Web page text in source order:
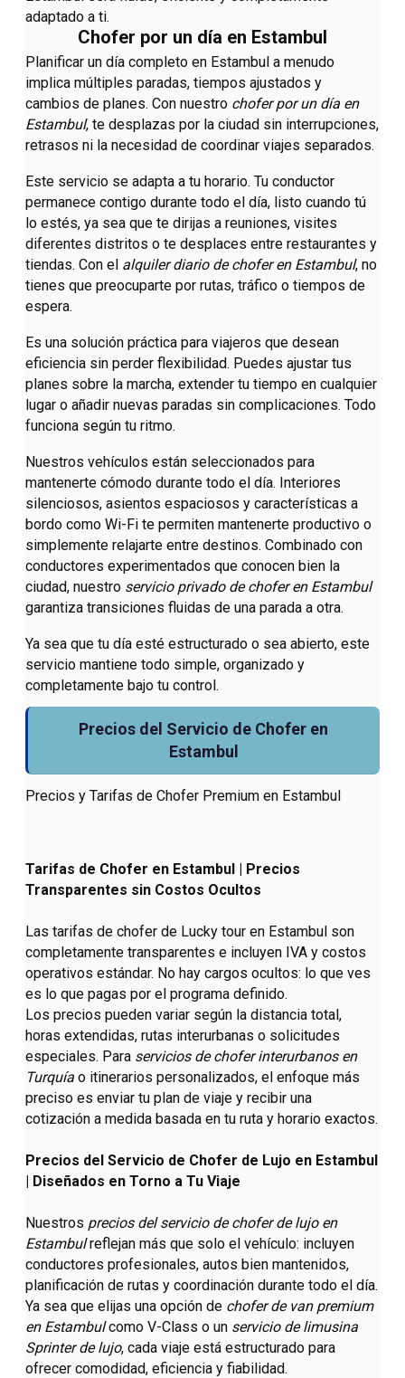
adaptado a ti.
Chofer por un día en Estambul
Planificar un día completo en Estambul a menudo
implica múltiples paradas, tiempos ajustados y
cambios de planes. Con nuestro chofer por un día en
Estambul, te desplazas por la ciudad sin interrupciones,
retrasos ni la necesidad de coordinar viajes separados.
Este servicio se adapta a tu horario. Tu conductor
permanece contigo durante todo el día, listo cuando tú
lo estés, ya sea que te dirijas a reuniones, visites
diferentes distritos o te desplaces entre restaurantes y
tiendas. Con el alquiler diario de chofer en Estambul, no
tienes que preocuparte por rutas, tráfico o tiempos de
espera.
Es una solución práctica para viajeros que desean
eficiencia sin perder flexibilidad. Puedes ajustar tus
planes sobre la marcha, extender tu tiempo en cualquier
lugar o añadir nuevas paradas sin complicaciones. Todo
funciona según tu ritmo.
Nuestros vehículos están seleccionados para
mantenerte cómodo durante todo el día. Interiores
silenciosos, asientos espaciosos y características a
bordo como Wi-Fi te permiten mantenerte productivo o
simplemente relajarte entre destinos. Combinado con
conductores experimentados que conocen bien la
ciudad, nuestro servicio privado de chofer en Estambul
garantiza transiciones fluidas de una parada a otra.
Ya sea que tu día esté estructurado o sea abierto, este
servicio mantiene todo simple, organizado y
completamente bajo tu control.
Precios del Servicio de Chofer en
Estambul
Precios y Tarifas de Chofer Premium en Estambul
Tarifas de Chofer en Estambul | Precios
Transparentes sin Costos Ocultos
Las tarifas de chofer de Lucky tour en Estambul son
completamente transparentes e incluyen IVA y costos
operativos estándar. No hay cargos ocultos: lo que ves
es lo que pagas por el programa definido.
Los precios pueden variar según la distancia total,
horas extendidas, rutas interurbanas o solicitudes
especiales. Para servicios de chofer interurbanos en
Turquía o itinerarios personalizados, el enfoque más
preciso es enviar tu plan de viaje y recibir una
cotización a medida basada en tu ruta y horario exactos.
Precios del Servicio de Chofer de Lujo en Estambul
| Diseñados en Torno a Tu Viaje
Nuestros precios del servicio de chofer de lujo en
Estambulreflejan más que solo el vehículo: incluyen
conductores profesionales, autos bien mantenidos,
planificación de rutas y coordinación durante todo el día.
Ya sea que elijas una opción de chofer de van premium
en Estambulcomo V-Class o un servicio de limusina
Sprinter de lujo, cada viaje está estructurado para
ofrecer comodidad, eficiencia y fiabilidad.